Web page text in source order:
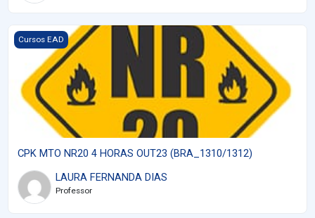
Imagem do curso CPK MTO NR20 4 HORAS OUT23 (BRA_1310/
Cursos EAD
CPK MTO NR20 4 HORAS OUT23 (BRA_1310/1312)
LAURA FERNANDA DIAS
Professor